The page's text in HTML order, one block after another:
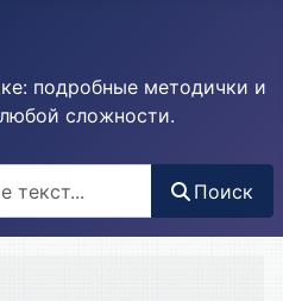
подробные методички и
сложности.
Поиск